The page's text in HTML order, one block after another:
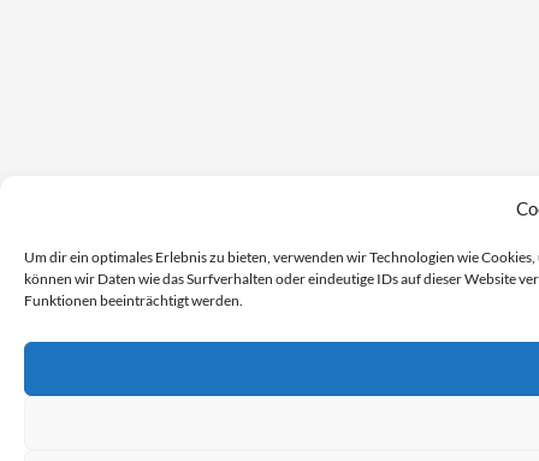
Um dir ein optimales Erlebnis zu bieten, verwenden wir Technologien wie
können wir Daten wie das Surfverhalten oder eindeutige IDs auf dieser Website
Funktionen beeinträchtigt werden.